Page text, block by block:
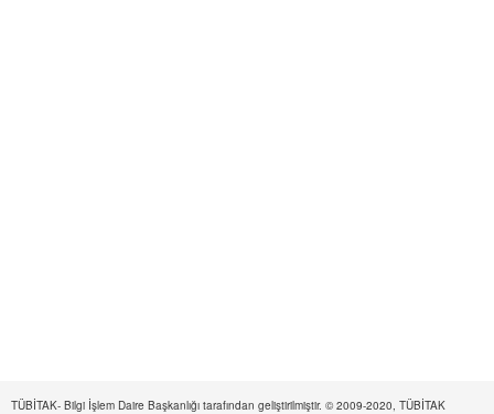
TÜBİTAK- Bilgi İşlem Daire Başkanlığı tarafından geliştirilmiştir. © 2009-2020, TÜBİTAK